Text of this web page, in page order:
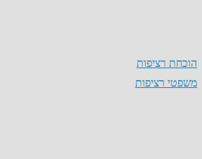
הוכחת רציפות
משפטי רציפות